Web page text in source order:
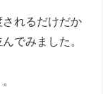
れるだけだか
でみました。